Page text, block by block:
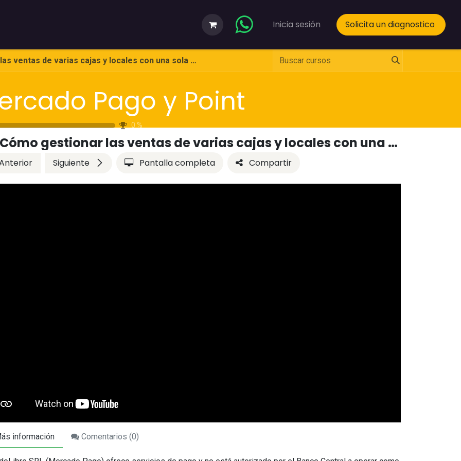
Inicia sesión Solicita un diagnostico
varias cajas y locales con una sola cuenta? | Argentina | Mercado Pago
Pago y Point
0 %
¿Cómo gestionar las ventas de varias cajas y locales con una sola cuenta? | Argentina | Mercado Pago
Siguiente Pantalla completa Compartir
información Comentarios (0)